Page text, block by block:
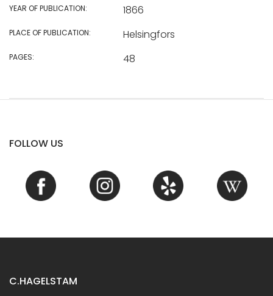
YEAR OF PUBLICATION: 1866
PLACE OF PUBLICATION: Helsingfors
PAGES: 48
FOLLOW US
C.HAGELSTAM